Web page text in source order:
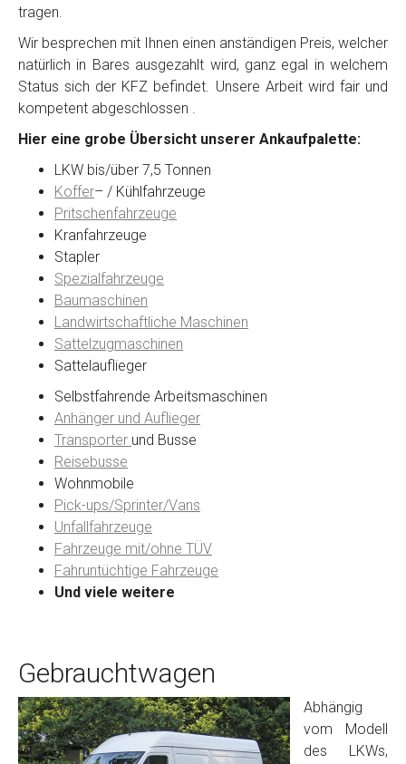
tragen.
Wir besprechen mit Ihnen einen anständigen Preis, welcher
natürlich in Bares ausgezahlt wird, ganz egal in welchem
Status sich der KFZ befindet. Unsere Arbeit wird fair und
kompetent abgeschlossen .
Hier eine grobe Übersicht unserer Ankaufpalette:
LKW bis/über 7,5 Tonnen
Koffer– / Kühlfahrzeuge
Pritschenfahrzeuge
Kranfahrzeuge
Stapler
Spezialfahrzeuge
Baumaschinen
Landwirtschaftliche Maschinen
Sattelzugmaschinen
Sattelauflieger
Selbstfahrende Arbeitsmaschinen
Anhänger und Auflieger
Transporter und Busse
Reisebusse
Wohnmobile
Pick-ups/Sprinter/Vans
Unfallfahrzeuge
Fahrzeuge mit/ohne TÜV
Fahruntüchtige Fahrzeuge
Und viele weitere
Gebrauchtwagen
Abhängig
vom Modell
des LKWs,